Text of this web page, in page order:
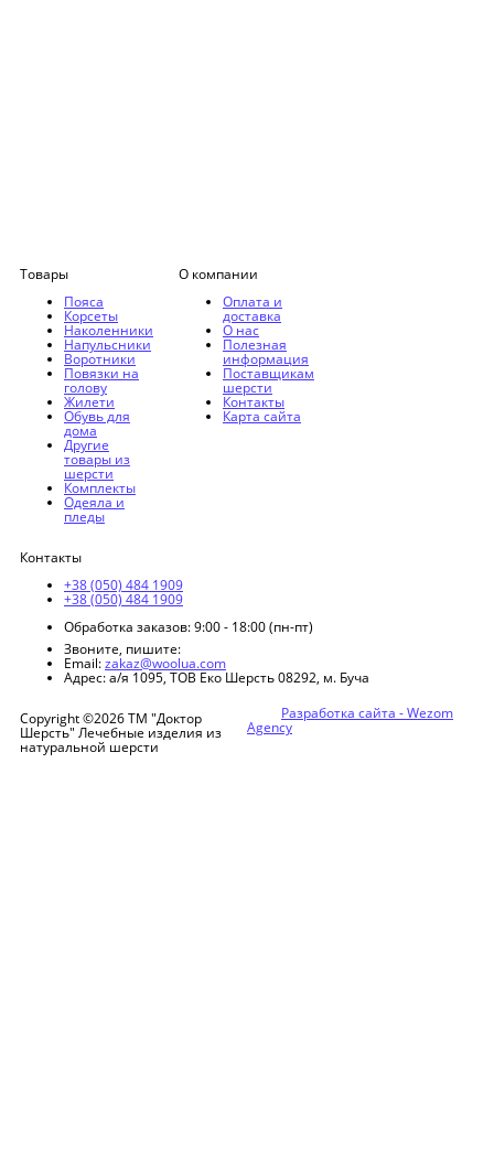
Товары
Пояса
Корсеты
Наколенники
Напульсники
Воротники
Повязки на
голову
Жилети
Обувь для
дома
Другие
товары из
шерсти
Комплекты
Одеяла и
пледы
О компании
Оплата и
доставка
О нас
Полезная
информация
Поставщикам
шерсти
Контакты
Карта сайта
Контакты
+38 (050) 484 1909
+38 (050) 484 1909
Обработка заказов: 9:00 - 18:00 (пн-пт)
Звоните, пишите:
Email:zakaz@woolua.com
Адрес:а/я 1095, ТОВ Еко Шерсть 08292, м. Буча
Copyright ©2026 ТМ "Доктор
Шерсть" Лечебные изделия из
натуральной шерсти
Разработка сайта -Wezom
Agency